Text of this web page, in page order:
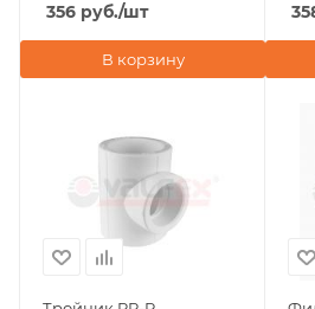
356 руб./шт
В корзину